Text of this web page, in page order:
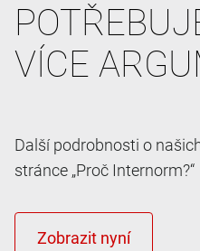
VÍCE
Další podrobnosti o
stránce „Proč Internorm?“